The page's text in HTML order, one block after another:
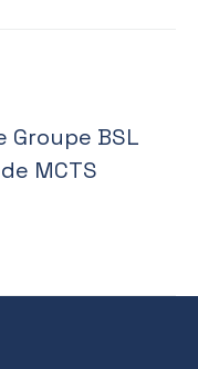
Groupe BSL
MCTS